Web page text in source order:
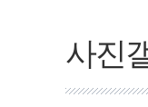
사진